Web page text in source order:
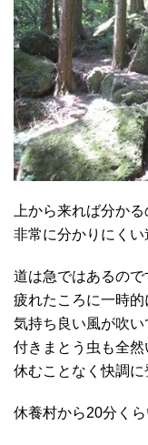
上から来れば分か
非常に分かりにくい
道は急ではあるので
疲れたころに一時的
気持ち良い風が吹い
付きまとう虫も全然
休むことなく快調に
休養村から20分く